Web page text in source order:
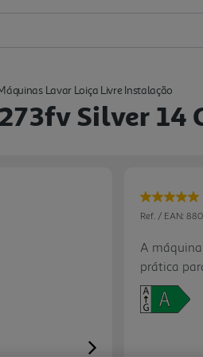
Lavar Loiça Livre Instalação
Silver 14
Ref. / EAN:
A
prática
no dia a
adapta-se